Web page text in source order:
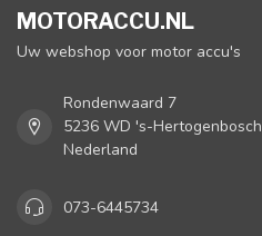
MOTORACCU.NL
Uw webshop voor motor accu's
Rondenwaard 7
5236 WD 's-Hertogenbosch
Nederland
073-6445734